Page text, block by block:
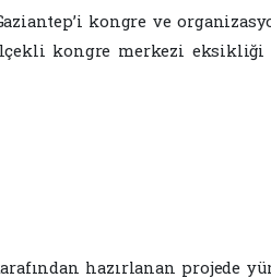
kongre ve
kongre merkezi
hazırlanan projede